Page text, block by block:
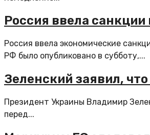
Россия ввела
Россия ввела экономические
РФ было опубликовано в субботу,...
Зеленский заявил,
Президент Украины Владимир
перед...